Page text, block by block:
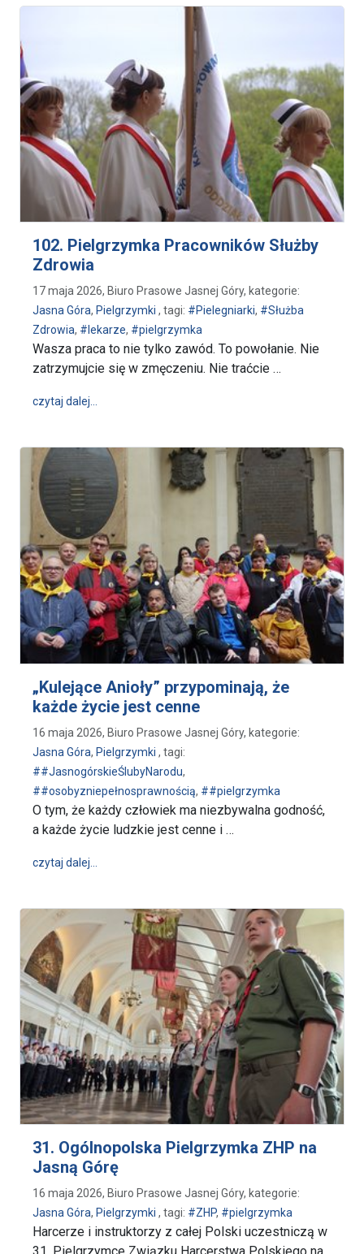
102. Pielgrzymka Pracowników Służby
Zdrowia
17 maja 2026, Biuro Prasowe Jasnej Góry, kategorie:
Jasna Góra, Pielgrzymki , tagi: #Pielegniarki, #Służba
Zdrowia, #lekarze, #pielgrzymka
Wasza praca to nie tylko zawód. To powołanie. Nie
zatrzymujcie się w zmęczeniu. Nie traćcie …
czytaj dalej…
„Kulejące Anioły” przypominają, że
każde życie jest cenne
16 maja 2026, Biuro Prasowe Jasnej Góry, kategorie:
Jasna Góra, Pielgrzymki , tagi:
##JasnogórskieŚlubyNarodu,
##osobyzniepełnosprawnością, ##pielgrzymka
O tym, że każdy człowiek ma niezbywalna godność,
a każde życie ludzkie jest cenne i …
czytaj dalej…
31. Ogólnopolska Pielgrzymka ZHP na
Jasną Górę
16 maja 2026, Biuro Prasowe Jasnej Góry, kategorie:
Jasna Góra, Pielgrzymki , tagi: #ZHP, #pielgrzymka
Harcerze i instruktorzy z całej Polski uczestniczą w